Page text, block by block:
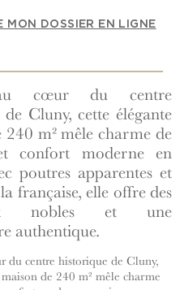
cœur du centre
Cluny, cette élégante
240 m² mêle charme de
confort moderne en
poutres apparentes et
française, elle offre des
nobles et une
authentique.
MON DOSSIER EN LIGNE
du centre historique de Cluny,
de 240 m² mêle charme